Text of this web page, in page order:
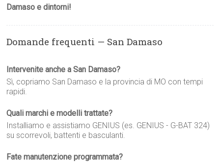
Damaso e dintorni!
Domande frequenti — San Damaso
Intervenite anche a San Damaso?
Sì, copriamo San Damaso e la provincia di MO con tempi
rapidi.
Quali marchi e modelli trattate?
Installiamo e assistiamo GENIUS (es. GENIUS - G-BAT 324)
su scorrevoli, battenti e basculanti.
Fate manutenzione programmata?